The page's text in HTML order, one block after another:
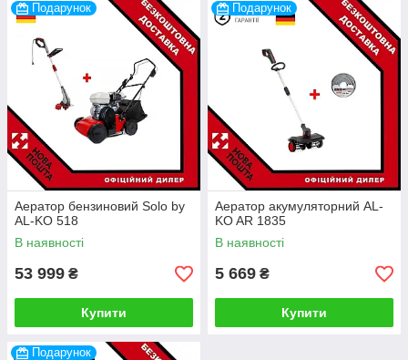
Подарунок
Аератор бензиновий Solo by
AL-KO 518
В наявності
53 999 ₴
Купити
Подарунок
Аератор акумуляторний AL-
KO AR 1835
В наявності
5 669 ₴
Купити
Подарунок